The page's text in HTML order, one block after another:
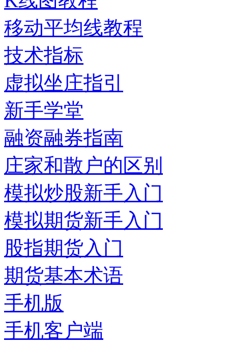
移动平均线教程
技术指标
虚拟坐庄指引
新手学堂
融资融券指南
庄家和散户的区别
模拟炒股新手入门
模拟期货新手入门
股指期货入门
期货基本术语
手机版
手机客户端